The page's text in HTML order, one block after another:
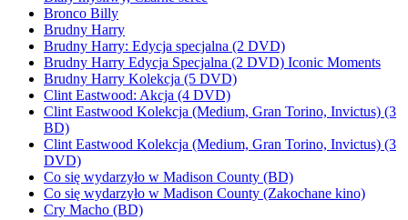
Bronco Billy
Brudny Harry
Brudny Harry: Edycja specjalna (2 DVD)
Brudny Harry Edycja Specjalna (2 DVD) Iconic Moments
Brudny Harry Kolekcja (5 DVD)
Clint Eastwood: Akcja (4 DVD)
Clint Eastwood Kolekcja (Medium, Gran Torino, Invictus) (3
BD)
Clint Eastwood Kolekcja (Medium, Gran Torino, Invictus) (3
DVD)
Co się wydarzyło w Madison County (BD)
Co się wydarzyło w Madison County (Zakochane kino)
Cry Macho (BD)